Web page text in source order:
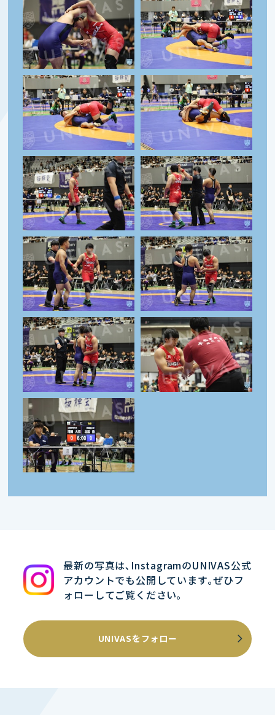
最新の写真は､InstagramのUNIVAS公式
アカウントでも公開しています｡ぜひフ
ォローしてご覧ください｡
UNIVASをフォロー